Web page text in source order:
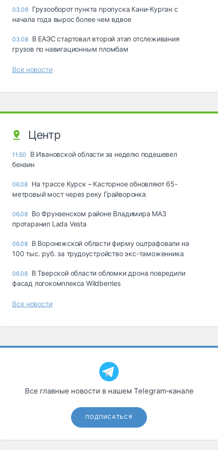
03.08 Грузооборот пункта пропуска Кани-Курган с
начала года вырос более чем вдвое
03.08 В ЕАЭС стартовал второй этап отслеживания
грузов по навигационным пломбам
Все новости
Центр
11:50
В Ивановской области за неделю подешевел
бензин
06.08 На трассе Курск – Касторное обновляют 65-
метровый мост через реку Грайворонка
06.08 Во Фрунзенском районе Владимира МАЗ
протаранил Lada Vesta
06.08 В Воронежской области фирму оштрафовали на
100 тыс. руб. за трудоустройство экс-таможенника
06.08 В Тверской области обломки дрона повредили
фасад логокомплекса Wildberries
Все новости
Все главные новости в нашем Telegram‑канале
ПОДПИСАТЬСЯ